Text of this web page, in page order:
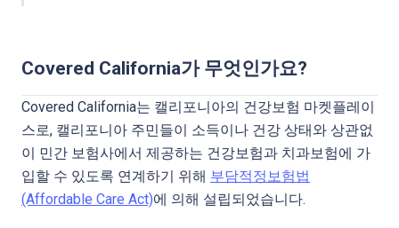
Covered California가 무엇인가요?
Covered California는 캘리포니아의 건강보험 마켓플레이
스로, 캘리포니아 주민들이 소득이나 건강 상태와 상관없
이 민간 보험사에서 제공하는 건강보험과 치과보험에 가
입할 수 있도록 연계하기 위해 부담적정보험법
(Affordable Care Act)에 의해 설립되었습니다.